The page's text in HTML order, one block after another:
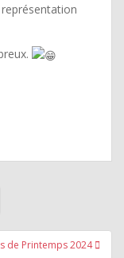
de Printemps 2024